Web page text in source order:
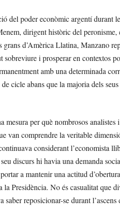
del poder econòmic argentí durant
dirigent històric del peronisme,
d’Amèrica Llatina, Manzano
sobreviure i prosperar en contextos
amb una determinada
cicle abans que la majoria dels
mesura per què nombrosos
van comprendre la veritable
considerant l’economista
discurs hi havia una demanda
a mantenir una actitud
Presidència. No és casualitat que
reposicionar-se durant